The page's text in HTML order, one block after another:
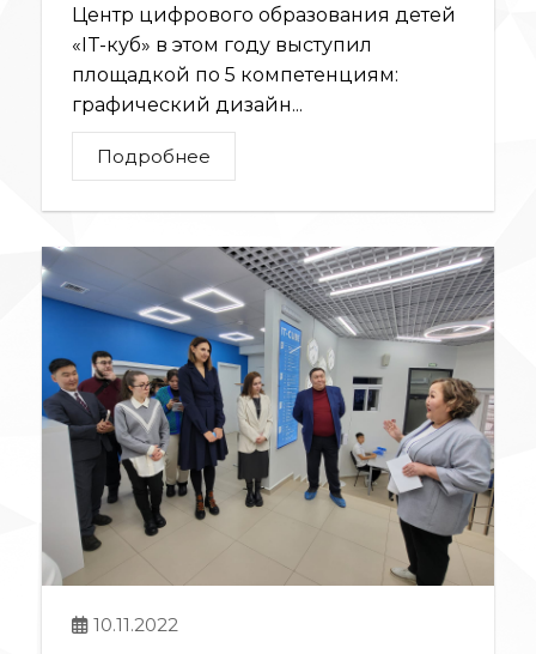
Центр цифрового образования детей
«IT-куб» в этом году выступил
площадкой по 5 компетенциям:
графический дизайн...
Подробнее
10.11.2022